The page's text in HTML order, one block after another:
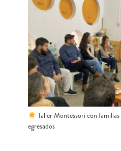
Taller Montessori con
egresados